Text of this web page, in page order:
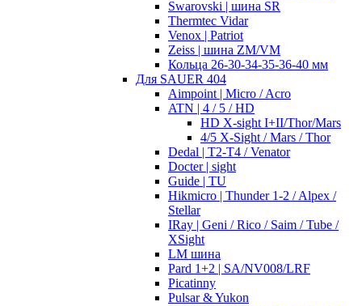
Swarovski | шина SR
Thermtec Vidar
Venox | Patriot
Zeiss | шина ZM/VM
Кольца 26-30-34-35-36-40 мм
Для SAUER 404
Aimpoint | Micro / Acro
ATN | 4 / 5 / HD
HD X-sight I+II/Thor/Mars
4/5 X-Sight / Mars / Thor
Dedal | T2-T4 / Venator
Docter | sight
Guide | TU
Hikmicro | Thunder 1-2 / Alpex /
Stellar
IRay | Geni / Rico / Saim / Tube /
XSight
LM шина
Pard 1+2 | SA/NV008/LRF
Picatinny
Pulsar & Yukon